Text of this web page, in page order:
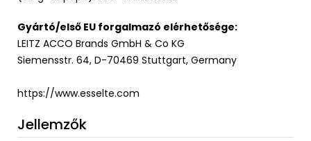
Gyártó/első EU forgalmazó elérhetősége:
LEITZ ACCO Brands GmbH & Co KG
Siemensstr. 64, D-70469 Stuttgart, Germany
https://www.esselte.com
Jellemzők